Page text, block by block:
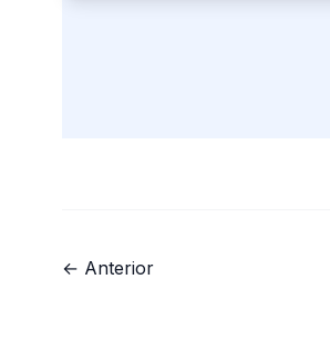
← Anterior